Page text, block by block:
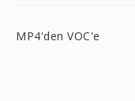
MP4'den VOC'e